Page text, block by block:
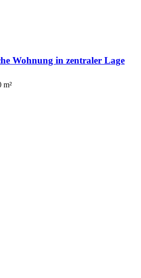
Wohnung in zentraler Lage
m²